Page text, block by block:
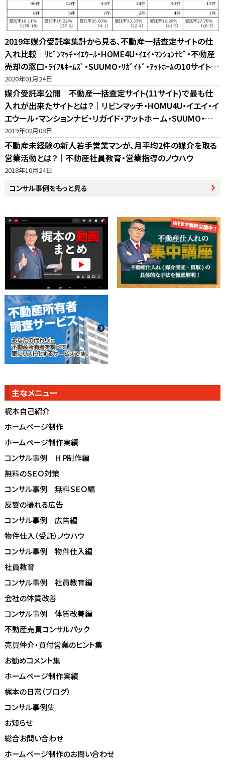
2019年媒介受託率集計から見る、不動産一括査定サイトの仕
入れ比較｜ﾘﾋﾞﾝﾏｯﾁ・ｲｴｳｰﾙ・HOME4U・ｲｴｲ・ﾏﾝｼｮﾝﾅﾋﾞ・不動産
売却の窓口・ﾗｲﾌﾙﾎｰﾑｽﾞ・SUUMO・ﾘｶﾞｲﾄﾞ・ｱｯﾄﾎｰﾑの10サイト比
較
2020年01月24日
媒介受託率公開｜不動産一括査定サイト(11サイト)で最も仕
入れが出来たサイトとは？｜リビンマッチ・HOMU4U・イエイ・イ
エウール・マンションナビ・リガイド・アットホーム・SUUMO・不
動産売却の窓口・ホームズ・マイナビの反響比較
2019年02月08日
不動産未経験の新人若手営業マンが、月平均2件の媒介を取る
営業活動とは？｜不動産社員教育・営業指導のノウハウ
2018年10月24日
コンサル事例をもっと見る
主なメニュー
梶本自己紹介
ホームページ制作
ホームページ制作実績
コンサル事例｜ＨＰ制作編
無料のＳＥＯ対策
コンサル事例｜無料ＳＥＯ編
反響の撮れる広告
コンサル事例｜広告編
物件仕入（受託）ノウハウ
コンサル事例｜物件仕入編
社員教育
コンサル事例｜社員教育編
会社の体質改善
コンサル事例｜体質改善編
不動産売買コンサルパック
売買仲介・買付営業のヒント集
お勧めコメント集
ホームページ制作実績
梶本の日常（ブログ）
コンサル事例集
お知らせ
総合お問い合わせ
ホームページ制作のお問い合わせ